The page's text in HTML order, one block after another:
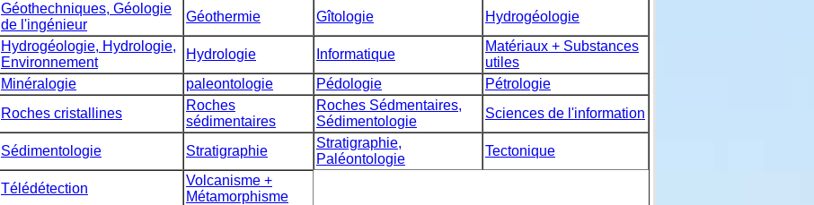
Géothechniques, Géologie
de l'ingénieur
Géothermie Gîtologie
Hydrogéologie
Hydrogéologie, Hydrologie,
Environnement
Hydrologie Informatique
Matériaux + Substances
utiles
Minéralogie
paleontologie Pédologie
Pétrologie
Roches cristallines
Roches
sédimentaires
Roches Sédmentaires,
Sédimentologie
Sciences de l'information
Sédimentologie Stratigraphie
Stratigraphie,
Paléontologie
Tectonique
Télédétection
Volcanisme +
Métamorphisme